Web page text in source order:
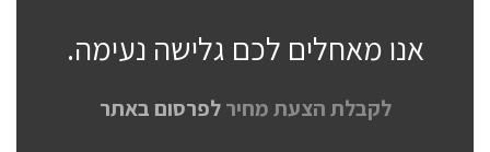
אנו מאחלים לכם גלישה נעימה.
לקבלת הצעת מחירלפרסום באתר